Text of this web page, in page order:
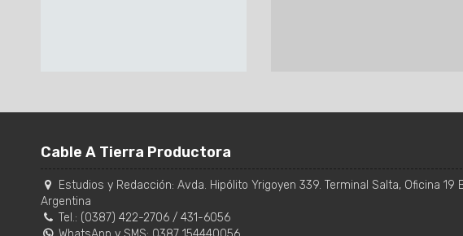
Cable A Tierra Productora
Estudios y Redacción: Avda. Hipólito Yrigoyen 339. Terminal Salta, Oficina 19
Argentina
Tel.: (0387) 422-2706 / 431-6056